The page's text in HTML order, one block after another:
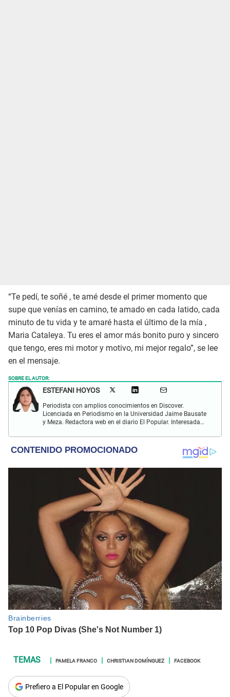
“Te pedí, te soñé , te amé desde el primer momento que
supe que venías en camino, te amado en cada latido, cada
minuto de tu vida y te amaré hasta el último de la mía ,
Maria Cataleya. Tu eres el amor más bonito puro y sincero
que tengo, eres mi motor y motivo, mi mejor regalo”, se lee
en el mensaje.
SOBRE EL AUTOR:
ESTEFANI HOYOS
Periodista con amplios conocimientos en Discover.
Licenciada en Periodismo en la Universidad Jaime Bausate
y Meza. Redactora web en el diario El Popular. Interesada
internacional; tendencias, películas y series.
PAMELA FRANCO CHRISTIAN DOMÍNGUEZ FACEBOOK
Prefiero a El Popular en Google